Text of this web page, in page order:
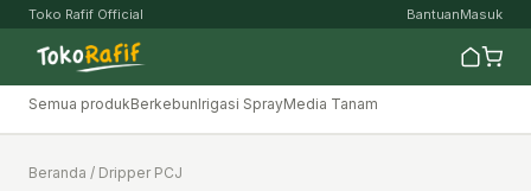
Toko Rafif Official BantuanMasuk
Semua produkBerkebunIrigasi SprayMedia Tanam
Beranda / Dripper PCJ